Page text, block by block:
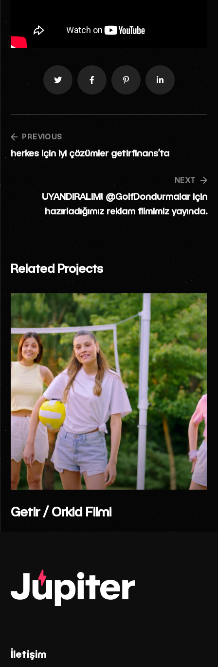
PREVIOUS
herkes için iyi çözümler getirfinans’ta
NEXT
UYANDIRALIM! @GolfDondurmalar için
hazırladığımız reklam filmimiz yayında.
Related Projects
Getir / Orkid Filmi
İletişim